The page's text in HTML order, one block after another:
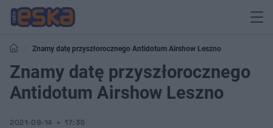
Znamy datę przyszłorocznego Antidotum Airshow Leszno
Znamy datę przyszłorocznego
Antidotum Airshow Leszno
2021-09-14 17:35